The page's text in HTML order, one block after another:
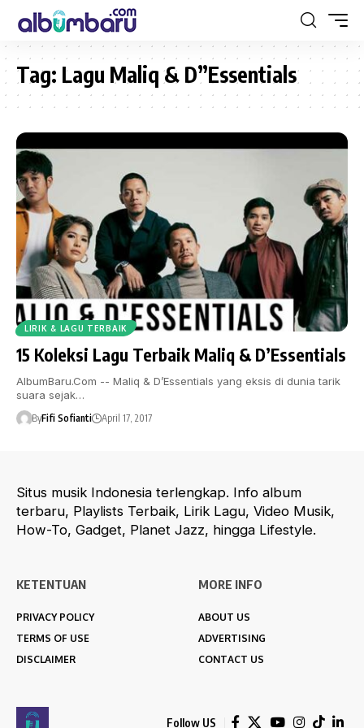
Tag: Lagu Maliq & D”Essentials
LIRIK & LAGU TERBAIK
15 Koleksi Lagu Terbaik Maliq & D’Essentials
AlbumBaru.Com -- Maliq & D’Essentials yang eksis di dunia tarik
suara sejak…
ByFifi Sofianti April 17, 2017
Situs musik Indonesia terlengkap. Info album
terbaru, Playlists Terbaik, Lirik Lagu, Video Musik,
How-To, Gadget, Planet Jazz, hingga Lifestyle.
KETENTUAN
PRIVACY POLICY
TERMS OF USE
DISCLAIMER
MORE INFO
ABOUT US
ADVERTISING
CONTACT US
Follow US